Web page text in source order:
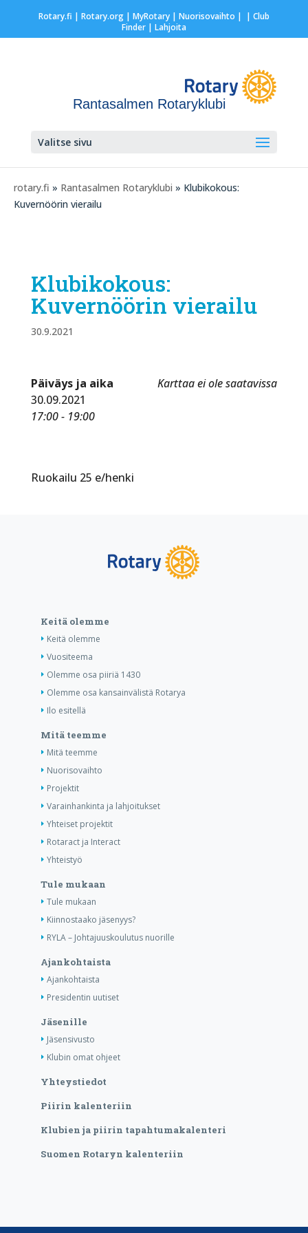
Rotary.fi | Rotary.org| MyRotary | Nuorisovaihto | | Club
Finder| Lahjoita
Rantasalmen Rotaryklubi
Valitse sivu
rotary.fi » Rantasalmen Rotaryklubi » Klubikokous:
Kuvernöörin vierailu
Klubikokous:
Kuvernöörin vierailu
30.9.2021
Karttaa ei ole saatavissa
Päiväys ja aika
30.09.2021
17:00 - 19:00
Ruokailu 25 e/henki
Keitä olemme
Keitä olemme
Vuositeema
Olemme osa piiriä 1430
Olemme osa kansainvälistä Rotarya
Ilo esitellä
Mitä teemme
Mitä teemme
Nuorisovaihto
Projektit
Varainhankinta ja lahjoitukset
Yhteiset projektit
Rotaract ja Interact
Yhteistyö
Tule mukaan
Tule mukaan
Kiinnostaako jäsenyys?
RYLA – Johtajuuskoulutus nuorille
Ajankohtaista
Ajankohtaista
Presidentin uutiset
Jäsenille
Jäsensivusto
Klubin omat ohjeet
Yhteystiedot
Piirin kalenteriin
Klubien ja piirin tapahtumakalenteri
Suomen Rotaryn kalenteriin